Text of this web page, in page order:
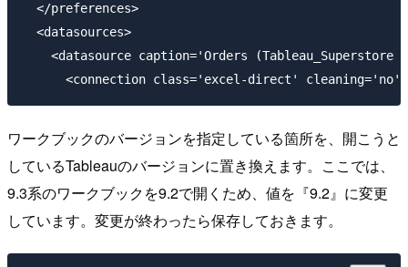
  </preferences>
  <datasources>
<datasource caption='Orders (Tableau_Superstore
ワークブックのバージョンを指定している箇所を、開こうと
しているTableauのバージョンに置き換えます。ここでは、
9.3系のワークブックを9.2で開くため、値を『9.2』に変更
しています。変更が終わったら保存しておきます。